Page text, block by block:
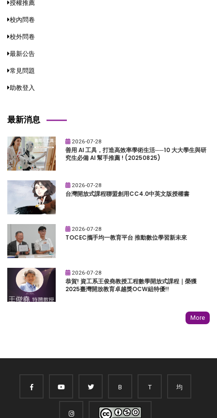
授權推薦
校內問卷
校外問卷
最新公告
常見問題
助教登入
最新消息
2026-07-28
善用 AI 工具，打造高效率學術生活──10 大大學生與研
究生必備 AI 幫手推薦 ! (20250825)
2026-07-28
台灣開放式課程聯盟創用CC4.0中英文版授權書
2026-07-28
TOCEC攜手均一教育平台 推動數位學習新未來
2026-07-28
恭賀! 資工系王俊堯教授工程數學開放式課程｜榮獲
2025臺灣開放教育卓越獎OCW組特優!!
More
B T 均